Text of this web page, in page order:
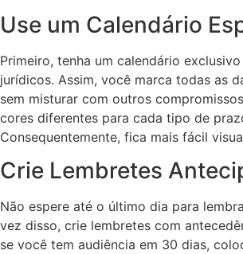
Use um Calendário
Primeiro, tenha um calendário
jurídicos. Assim, você marca todas as
sem misturar com outros
cores diferentes para cada tipo de
Consequentemente, fica mais fácil
Crie Lembretes
Não espere até o último dia para
vez disso, crie lembretes com
se você tem audiência em 30 dias,